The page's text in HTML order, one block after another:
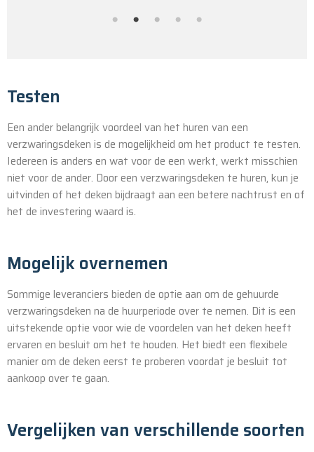
Testen
Een ander belangrijk voordeel van het huren van een
verzwaringsdeken is de mogelijkheid om het product te testen.
Iedereen is anders en wat voor de een werkt, werkt misschien
niet voor de ander. Door een verzwaringsdeken te huren, kun je
uitvinden of het deken bijdraagt aan een betere nachtrust en of
het de investering waard is.
Mogelijk overnemen
Sommige leveranciers bieden de optie aan om de gehuurde
verzwaringsdeken na de huurperiode over te nemen. Dit is een
uitstekende optie voor wie de voordelen van het deken heeft
ervaren en besluit om het te houden. Het biedt een flexibele
manier om de deken eerst te proberen voordat je besluit tot
aankoop over te gaan.
Vergelijken van verschillende soorten